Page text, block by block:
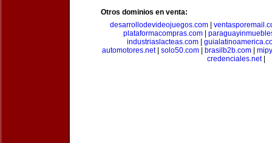
Otros dominios en venta:
desarrollodevideojuegos.com
plataformacompras.com
industriaslacteas.com
automotores.net| solo50.com brasilb2b.com
credenciales.net|